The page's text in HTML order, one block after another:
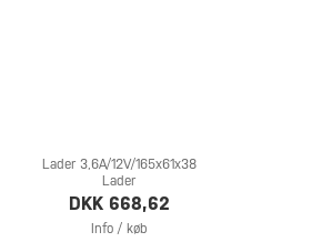
Lader 3,6A/12V/165x61x38
Lader
DKK 668,62
Info / køb